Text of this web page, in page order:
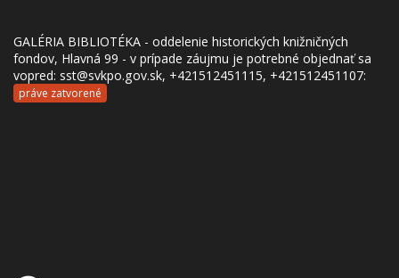
GALÉRIA BIBLIOTÉKA - oddelenie historických knižničných
fondov, Hlavná 99 - v prípade záujmu je potrebné objednať sa
vopred: sst@svkpo.gov.sk, +421512451115, +421512451107:
práve zatvorené